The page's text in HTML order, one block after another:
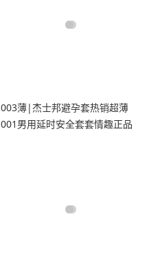
003薄|杰士邦避孕套热销超薄
001男用延时安全套套情趣正品